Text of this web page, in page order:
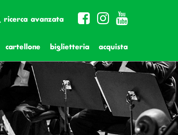
ricerca avanzata
cartellone biglietteria acquista